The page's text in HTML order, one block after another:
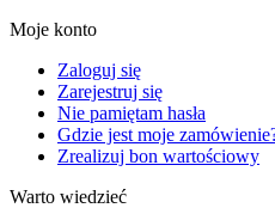
Moje konto
Zaloguj się
Zarejestruj się
Nie pamiętam hasła
Gdzie jest moje
Zrealizuj bon wartościowy
Warto wiedzieć